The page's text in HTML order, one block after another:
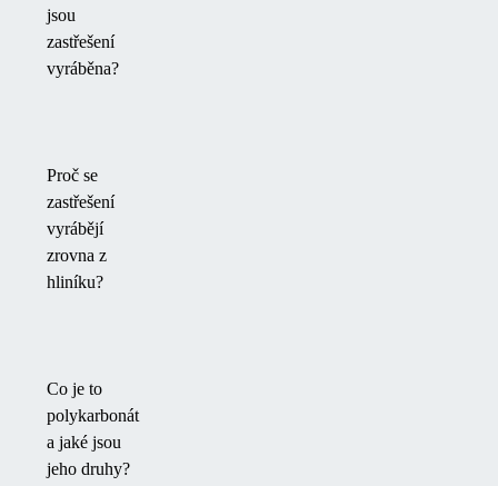
jsou
zastřešení
vyráběna?
Proč se
zastřešení
vyrábějí
zrovna z
hliníku?
Co je to
polykarbonát
a jaké jsou
jeho druhy?